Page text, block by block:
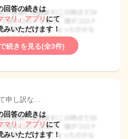
回答の続きは
マリ」アプリ にて
みいただけます！
続きを見る(全3件)
申し訳な…
回答の続きは
マリ」アプリ にて
みいただけます！